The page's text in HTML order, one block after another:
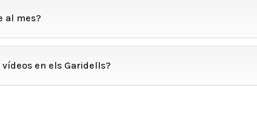
al mes?
en els Garidells?